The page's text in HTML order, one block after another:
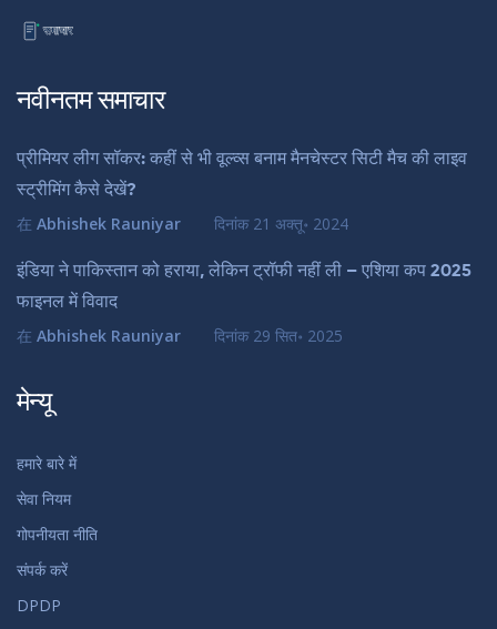
नवीनतम समाचार
प्रीमियर लीग सॉकर: कहीं से भी वूल्व्स बनाम मैनचेस्टर सिटी मैच की लाइव
स्ट्रीमिंग कैसे देखें?
在 Abhishek Rauniyar दिनांक 21 अक्तू॰ 2024
इंडिया ने पाकिस्तान को हराया, लेकिन ट्रॉफी नहीं ली – एशिया कप 2025
फाइनल में विवाद
在 Abhishek Rauniyar दिनांक 29 सित॰ 2025
मेन्यू
हमारे बारे में
सेवा नियम
गोपनीयता नीति
संपर्क करें
DPDP